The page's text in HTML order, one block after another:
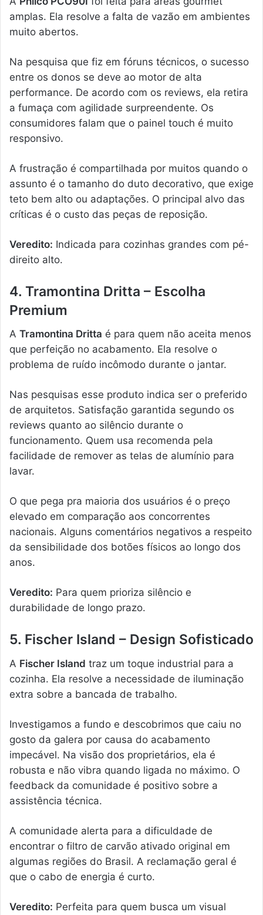
amplas. Ela resolve a falta de vazão em ambientes
muito abertos.
Na pesquisa que fiz em fóruns técnicos, o sucesso
entre os donos se deve ao motor de alta
performance. De acordo com os reviews, ela retira
a fumaça com agilidade surpreendente. Os
consumidores falam que o painel touch é muito
responsivo.
A frustração é compartilhada por muitos quando o
assunto é o tamanho do duto decorativo, que exige
teto bem alto ou adaptações. O principal alvo das
críticas é o custo das peças de reposição.
Veredito: Indicada para cozinhas grandes com pé-
direito alto.
4. Tramontina Dritta – Escolha
Premium
A Tramontina Dritta é para quem não aceita menos
que perfeição no acabamento. Ela resolve o
problema de ruído incômodo durante o jantar.
Nas pesquisas esse produto indica ser o preferido
de arquitetos. Satisfação garantida segundo os
reviews quanto ao silêncio durante o
funcionamento. Quem usa recomenda pela
facilidade de remover as telas de alumínio para
lavar.
O que pega pra maioria dos usuários é o preço
elevado em comparação aos concorrentes
nacionais. Alguns comentários negativos a respeito
da sensibilidade dos botões físicos ao longo dos
anos.
Veredito: Para quem prioriza silêncio e
durabilidade de longo prazo.
5. Fischer Island – Design Sofisticado
A Fischer Island traz um toque industrial para a
cozinha. Ela resolve a necessidade de iluminação
extra sobre a bancada de trabalho.
Investigamos a fundo e descobrimos que caiu no
gosto da galera por causa do acabamento
impecável. Na visão dos proprietários, ela é
robusta e não vibra quando ligada no máximo. O
feedback da comunidade é positivo sobre a
assistência técnica.
A comunidade alerta para a dificuldade de
encontrar o filtro de carvão ativado original em
algumas regiões do Brasil. A reclamação geral é
que o cabo de energia é curto.
Veredito: Perfeita para quem busca um visual